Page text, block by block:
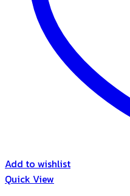
Add to wishlist
Quick View